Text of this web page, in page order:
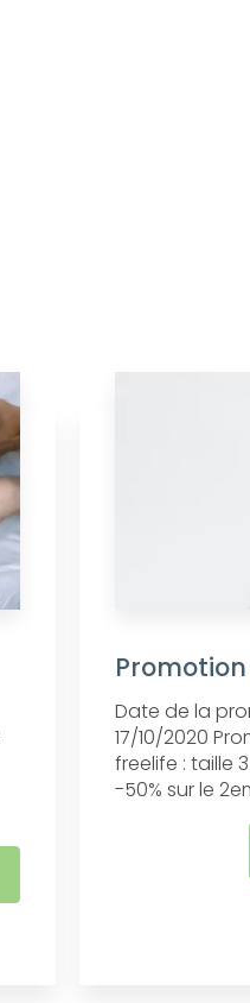
Date de la
17/10/2020
freelife : taille
-50% sur le